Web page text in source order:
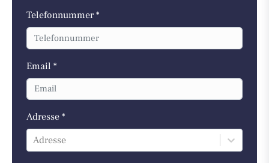
Telefonnummer *
Email *
Adresse *
Adresse